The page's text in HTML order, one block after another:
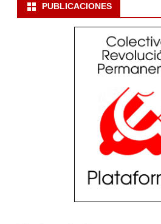
PUBLICACIONES